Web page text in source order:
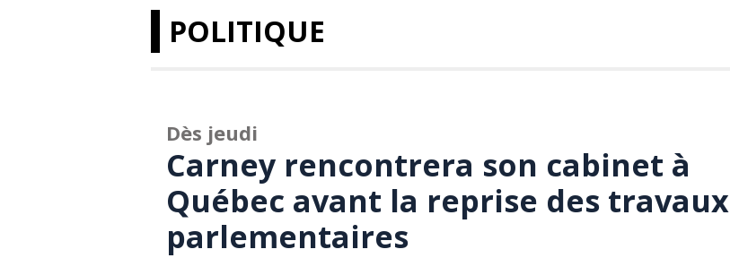
POLITIQUE
Dès jeudi
Carney rencontrera son cabinet à
Québec avant la reprise des travaux
parlementaires